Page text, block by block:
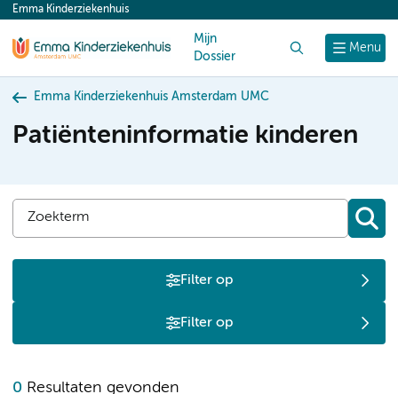
content
Menu
Emma Kinderziekenhuis
Mijn
Dossier
Emma Kinderziekenhuis Amsterdam UMC
Patiënteninformatie kinderen
Filter op
Filter op
0 Resultaten gevonden